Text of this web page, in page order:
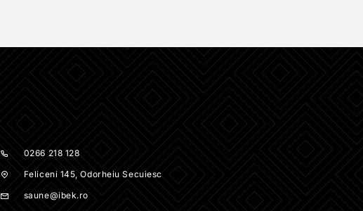
0266 218 128
Feliceni 145, Odorheiu Secuiesc
saune@ibek.ro